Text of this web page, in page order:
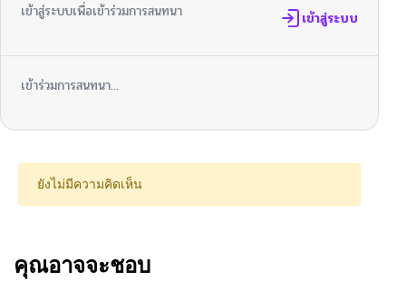
เข้าสู่ระบบเพื่อเข้าร่วมการสนทนา เข้าสู่ระบบ
เข้าร่วมการสนทนา...
ยังไม่มีความคิดเห็น
คุณอาจจะชอบ